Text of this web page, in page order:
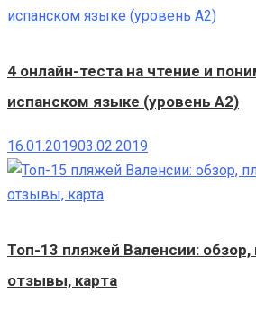
4 онлайн-теста на чтение и
испанском языке (уровень A2)
16.01.201903.02.2019
Топ-13 пляжей Валенсии:
отзывы, карта